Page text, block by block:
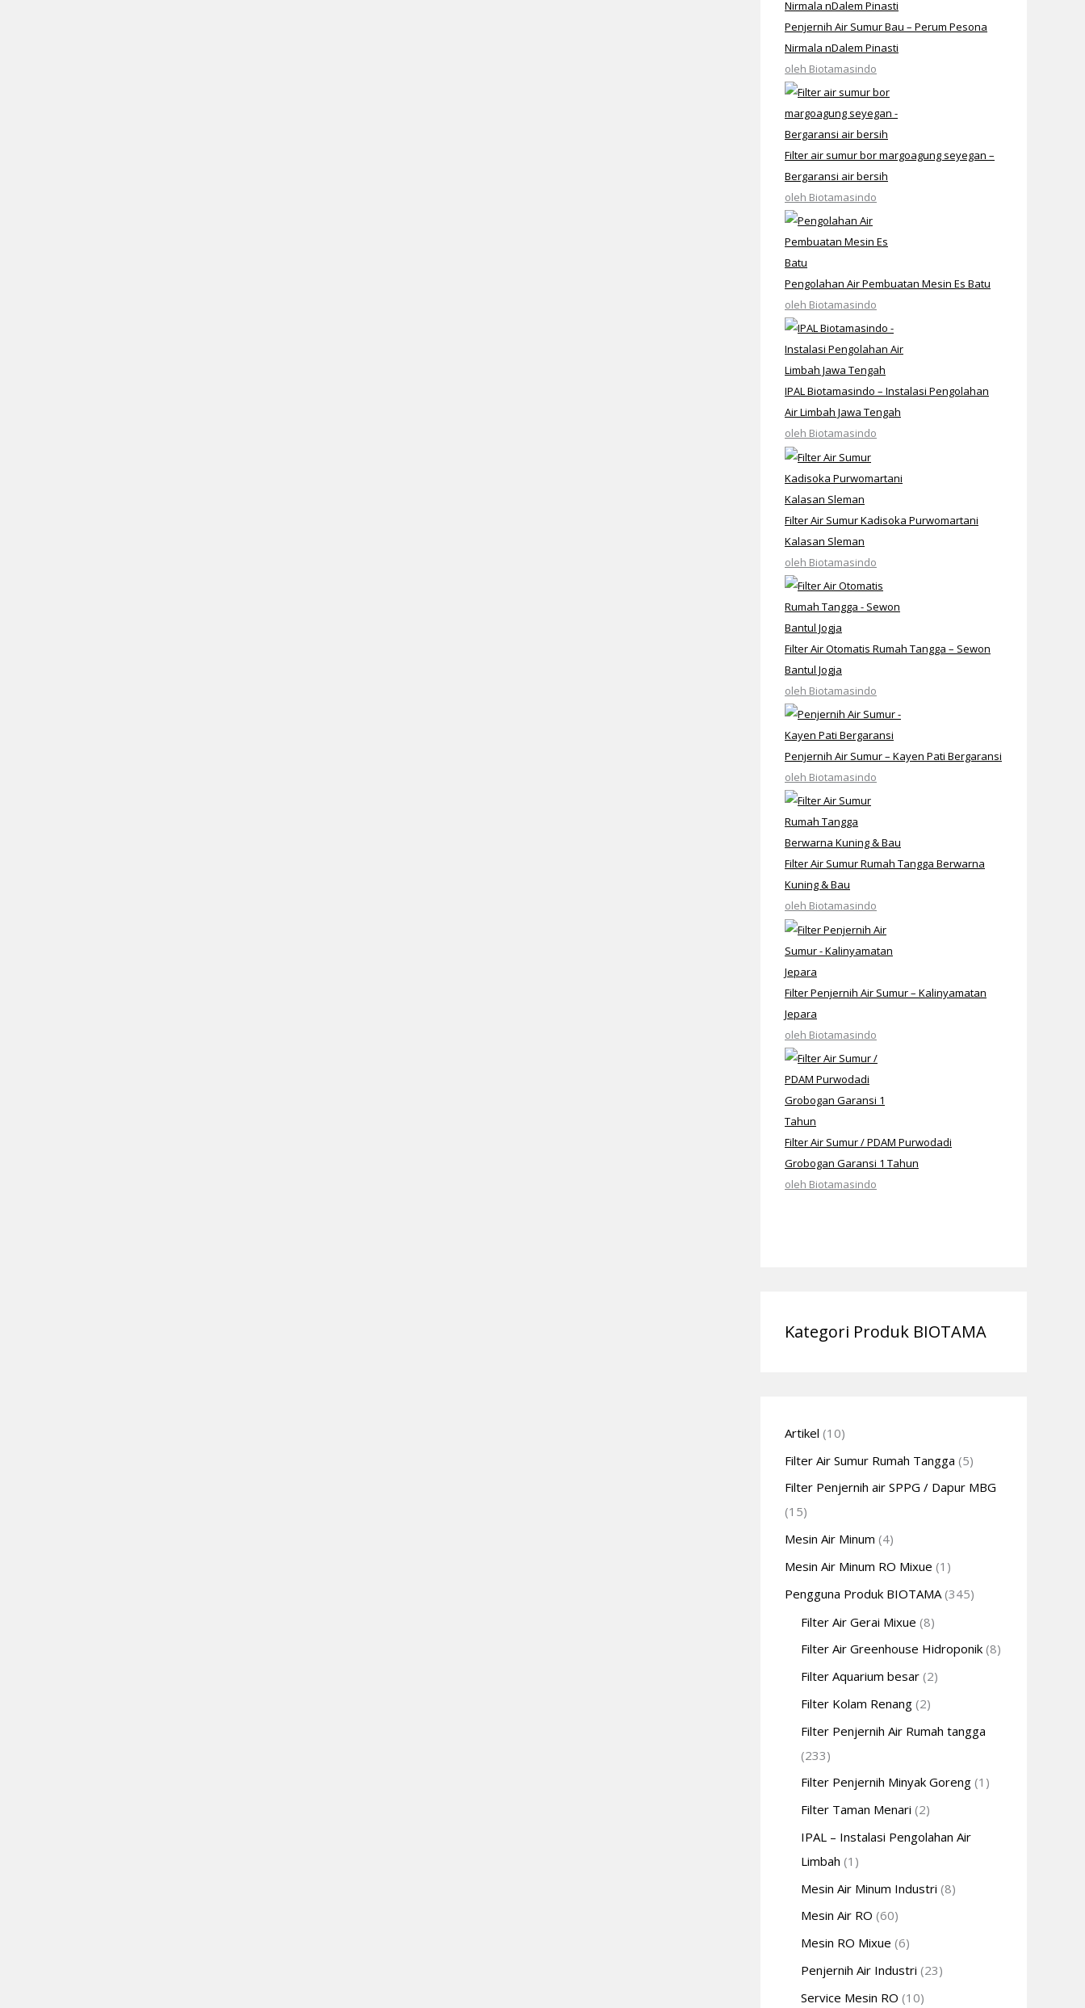
Penjernih Air Sumur Bau – Perum Pesona
Nirmala nDalem Pinasti
oleh Biotamasindo
Filter air sumur bor margoagung seyegan –
Bergaransi air bersih
oleh Biotamasindo
Pengolahan Air Pembuatan Mesin Es Batu
oleh Biotamasindo
IPAL Biotamasindo – Instalasi Pengolahan
Air Limbah Jawa Tengah
oleh Biotamasindo
Filter Air Sumur Kadisoka Purwomartani
Kalasan Sleman
oleh Biotamasindo
Filter Air Otomatis Rumah Tangga – Sewon
Bantul Jogja
oleh Biotamasindo
Penjernih Air Sumur – Kayen Pati Bergaransi
oleh Biotamasindo
Filter Air Sumur Rumah Tangga Berwarna
Kuning & Bau
oleh Biotamasindo
Filter Penjernih Air Sumur – Kalinyamatan
Jepara
oleh Biotamasindo
Filter Air Sumur / PDAM Purwodadi
Grobogan Garansi 1 Tahun
oleh Biotamasindo
Kategori Produk BIOTAMA
Artikel (10)
Filter Air Sumur Rumah Tangga (5)
Filter Penjernih air SPPG / Dapur MBG
(15)
Mesin Air Minum (4)
Mesin Air Minum RO Mixue (1)
Pengguna Produk BIOTAMA (345)
Filter Air Gerai Mixue (8)
Filter Air Greenhouse Hidroponik (8)
Filter Aquarium besar (2)
Filter Kolam Renang (2)
Filter Penjernih Air Rumah tangga
(233)
Filter Penjernih Minyak Goreng (1)
Filter Taman Menari (2)
IPAL – Instalasi Pengolahan Air
Limbah (1)
Mesin Air Minum Industri (8)
Mesin Air RO (60)
Mesin RO Mixue (6)
Penjernih Air Industri (23)
Service Mesin RO (10)